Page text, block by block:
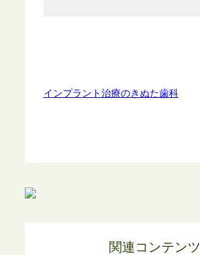
インプラント治療のきぬた歯科
関連コンテンツ